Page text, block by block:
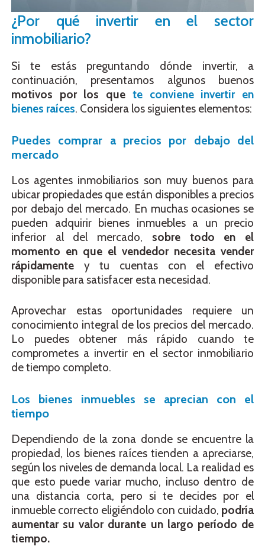
¿Por qué invertir en el sector
inmobiliario?
Si te estás preguntando dónde invertir, a
continuación, presentamos algunos buenos
motivos por los que te conviene invertir en
bienes raíces. Considera los siguientes elementos:
Puedes comprar a precios por debajo del
mercado
Los agentes inmobiliarios son muy buenos para
ubicar propiedades que están disponibles a precios
por debajo del mercado. En muchas ocasiones se
pueden adquirir bienes inmuebles a un precio
inferior al del mercado, sobre todo en el
momento en que el vendedor necesita vender
rápidamente y tu cuentas con el efectivo
disponible para satisfacer esta necesidad.
Aprovechar estas oportunidades requiere un
conocimiento integral de los precios del mercado.
Lo puedes obtener más rápido cuando te
comprometes a invertir en el sector inmobiliario
de tiempo completo.
Los bienes inmuebles se aprecian con el
tiempo
Dependiendo de la zona donde se encuentre la
propiedad, los bienes raíces tienden a apreciarse,
según los niveles de demanda local. La realidad es
que esto puede variar mucho, incluso dentro de
una distancia corta, pero si te decides por el
inmueble correcto eligiéndolo con cuidado, podría
aumentar su valor durante un largo período de
tiempo.